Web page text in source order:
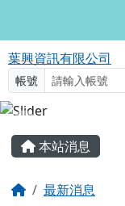
葉興資訊有限公司
帳號
主內容區域
本站消息
回首頁最新消息
頁尾區域